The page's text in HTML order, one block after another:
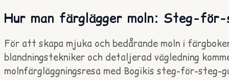
Hur man färglägger moln: Steg-
För att skapa mjuka och bedårande moln i
blandningstekniker och detaljerad vägledning
molnfärgläggningsresa med Bogikis steg-för-steg-